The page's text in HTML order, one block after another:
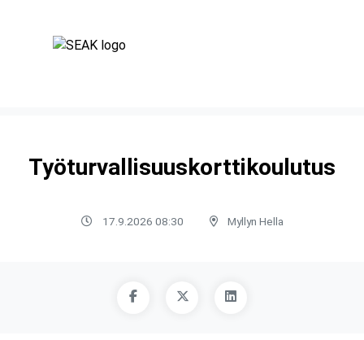
Työturvallisuuskorttikoulutus
17.9.2026 08:30 Myllyn Hella